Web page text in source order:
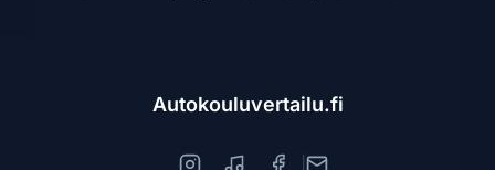
Autokouluvertailu.fi